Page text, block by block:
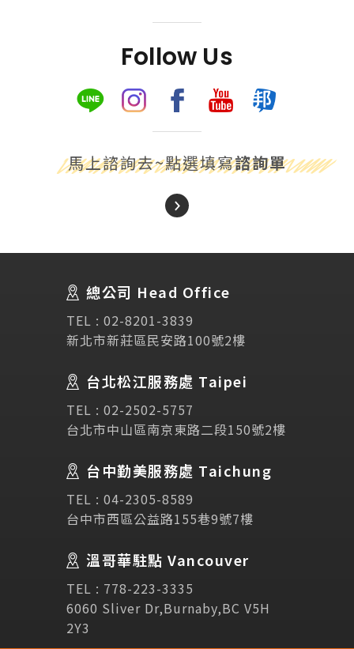
諮詢表單
立即諮詢
About Us 關於我們
講座活動
Testimonial
Links 相關連結
Follow Us
馬上諮詢去~點選填寫諮詢單
總公司 Head Office
TEL : 02-8201-3839
新北市新莊區民安路100號2樓
台北松江服務處 Taipei
TEL : 02-2502-5757
台北市中山區南京東路二段150號2樓
台中勤美服務處 Taichung
TEL : 04-2305-8589
台中市西區公益路155巷9號7樓
溫哥華駐點 Vancouver
TEL : 778-223-3335
6060 Sliver Dr,Burnaby,BC V5H
2Y3